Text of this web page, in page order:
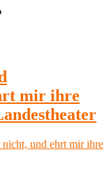
mir ihre